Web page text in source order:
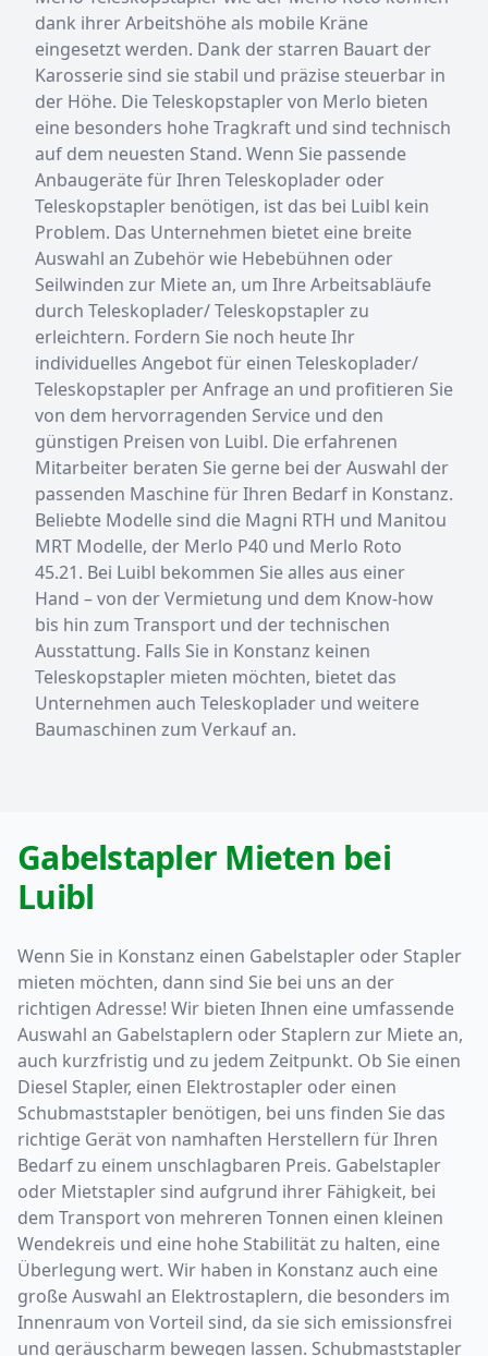
dank ihrer Arbeitshöhe als mobile Kräne
eingesetzt werden. Dank der starren Bauart der
Karosserie sind sie stabil und präzise steuerbar in
der Höhe. Die Teleskopstapler von Merlo bieten
eine besonders hohe Tragkraft und sind technisch
auf dem neuesten Stand. Wenn Sie passende
Anbaugeräte für Ihren Teleskoplader oder
Teleskopstapler benötigen, ist das bei Luibl kein
Problem. Das Unternehmen bietet eine breite
Auswahl an Zubehör wie Hebebühnen oder
Seilwinden zur Miete an, um Ihre Arbeitsabläufe
durch Teleskoplader/ Teleskopstapler zu
erleichtern. Fordern Sie noch heute Ihr
individuelles Angebot für einen Teleskoplader/
Teleskopstapler per Anfrage an und profitieren Sie
von dem hervorragenden Service und den
günstigen Preisen von Luibl. Die erfahrenen
Mitarbeiter beraten Sie gerne bei der Auswahl der
passenden Maschine für Ihren Bedarf in Konstanz.
Beliebte Modelle sind die Magni RTH und Manitou
MRT Modelle, der Merlo P40 und Merlo Roto
45.21. Bei Luibl bekommen Sie alles aus einer
Hand – von der Vermietung und dem Know-how
bis hin zum Transport und der technischen
Ausstattung. Falls Sie in Konstanz keinen
Teleskopstapler mieten möchten, bietet das
Unternehmen auch Teleskoplader und weitere
Baumaschinen zum Verkauf an.
Gabelstapler Mieten bei
Luibl
Wenn Sie in Konstanz einen Gabelstapler oder Stapler
mieten möchten, dann sind Sie bei uns an der
richtigen Adresse! Wir bieten Ihnen eine umfassende
Auswahl an Gabelstaplern oder Staplern zur Miete an,
auch kurzfristig und zu jedem Zeitpunkt. Ob Sie einen
Diesel Stapler, einen Elektrostapler oder einen
Schubmaststapler benötigen, bei uns finden Sie das
richtige Gerät von namhaften Herstellern für Ihren
Bedarf zu einem unschlagbaren Preis. Gabelstapler
oder Mietstapler sind aufgrund ihrer Fähigkeit, bei
dem Transport von mehreren Tonnen einen kleinen
Wendekreis und eine hohe Stabilität zu halten, eine
Überlegung wert. Wir haben in Konstanz auch eine
große Auswahl an Elektrostaplern, die besonders im
Innenraum von Vorteil sind, da sie sich emissionsfrei
und geräuscharm bewegen lassen. Schubmaststapler